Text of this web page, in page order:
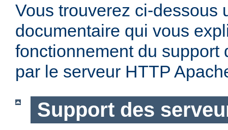
Vous trouverez ci-dessous
documentaire qui vous
fonctionnement du support
par le serveur HTTP
Support des